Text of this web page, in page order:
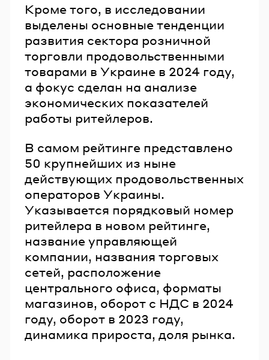
Кроме того, в исследовании
выделены основные тенденции
развития сектора розничной
торговли продовольственными
товарами в Украине в 2024 году,
а фокус сделан на анализе
экономических показателей
работы ритейлеров.
В самом рейтинге представлено
50 крупнейших из ныне
действующих продовольственных
операторов Украины.
Указывается порядковый номер
ритейлера в новом рейтинге,
название управляющей
компании, названия торговых
сетей, расположение
центрального офиса, форматы
магазинов, оборот с НДС в 2024
году, оборот в 2023 году,
динамика прироста, доля рынка.